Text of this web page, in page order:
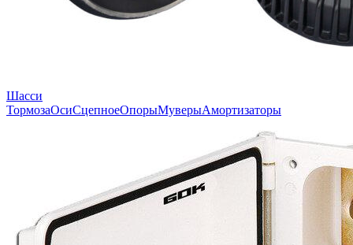
Шасси
ТормозаОсиСцепноеОпорыМуверыАмортизаторы